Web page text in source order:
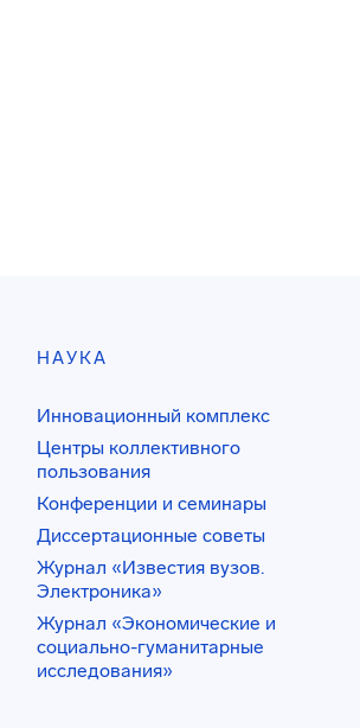
НАУКА
Инновационный комплекс
Центры коллективного
пользования
Конференции и семинары
Диссертационные советы
Журнал «Известия вузов.
Электроника»
Журнал «Экономические и
социально-гуманитарные
исследования»